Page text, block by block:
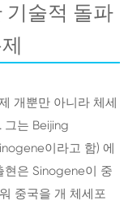
기술적 돌파
개뿐만 아니라 체세
그는 Beijing
이라고 함) 에
현은 Sinogene이 중
중국을 개 체세포